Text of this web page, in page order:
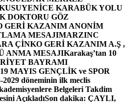
YENİCE KARABÜK YOLU
DOKTORU GÖZ
GERİ KAZANIM ANONİM
MESAJIMARZINC
ÇİNKO GERİ KAZANIM A.Ş ,
ANMA MESAJIKarakaş’tan 10
BAYRAMI
MAYIS GENÇLİK ve SPOR
2029 döneminin ilk meclis
Belgeleri Takdim
AçıkladıSon dakika: ÇAYLI,